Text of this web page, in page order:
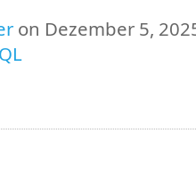
on Dezember 5,